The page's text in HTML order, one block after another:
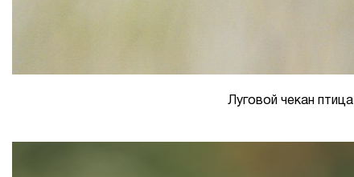
Луговой чекан птица